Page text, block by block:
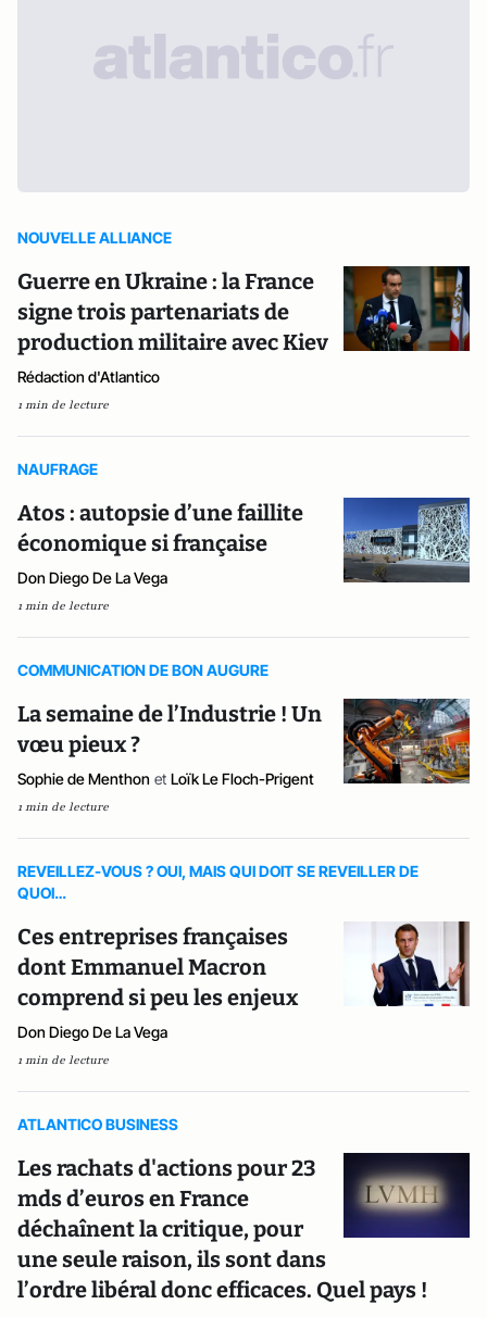
NOUVELLE ALLIANCE
Guerre en Ukraine : la France
signe trois partenariats de
production militaire avec Kiev
Rédaction d'Atlantico
1 min de lecture
NAUFRAGE
Atos : autopsie d’une faillite
économique si française
Don Diego De La Vega
1 min de lecture
COMMUNICATION DE BON AUGURE
La semaine de l’Industrie ! Un
vœu pieux ?
Sophie de Menthon et Loïk Le Floch-Prigent
1 min de lecture
REVEILLEZ-VOUS ? OUI, MAIS QUI DOIT SE REVEILLER DE
QUOI…
Ces entreprises françaises
dont Emmanuel Macron
comprend si peu les enjeux
Don Diego De La Vega
1 min de lecture
ATLANTICO BUSINESS
Les rachats d'actions pour 23
mds d’euros en France
déchaînent la critique, pour
une seule raison, ils sont dans
l’ordre libéral donc efficaces. Quel pays !